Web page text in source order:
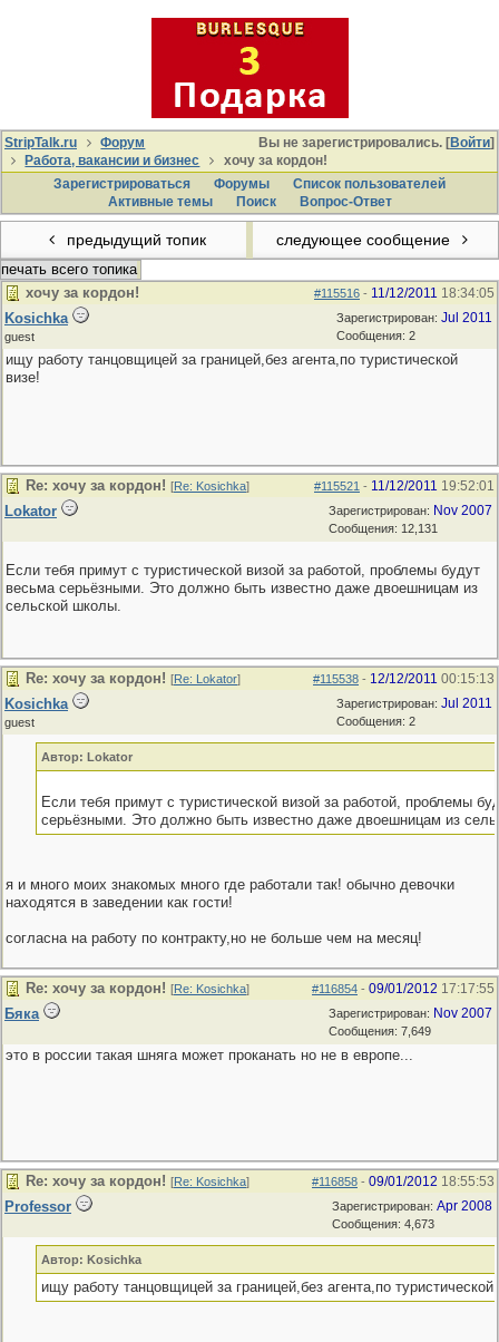
Вы не зарегистрировались. [Войти]
StripTalk.ru
Форум
Работа, вакансии и бизнес
хочу за кордон!
Зарегистрироваться
Форумы
Список пользователей
Активные темы
Поиcк Вопрос-Ответ
предыдущий топик следующее сообщение
печать всего топика
#115516 - 11/12/2011 18:34:05
хочу за кордон!
Зарегистрирован: Jul 2011
Сообщения: 2
Kosichka
guest
ищу работу танцовщицей за границей,без агента,по туристической
визе!
#115521 - 11/12/2011 19:52:01
Re: хочу за кордон! [Re: Kosichka]
Зарегистрирован: Nov 2007
Сообщения: 12,131
Lokator
Если тебя примут с туристической визой за работой, проблемы будут
весьма серьёзными. Это должно быть известно даже двоешницам из
сельской школы.
#115538 - 12/12/2011 00:15:13
Re: хочу за кордон! [Re: Lokator]
Зарегистрирован: Jul 2011
Сообщения: 2
Kosichka
guest
Автор: Lokator
Если тебя примут с туристической визой за работой, проблемы
серьёзными. Это должно быть известно даже двоешницам из
я и много моих знакомых много где работали так! обычно девочки
находятся в заведении как гости!
согласна на работу по контракту,но не больше чем на месяц!
#116854 - 09/01/2012 17:17:55
Re: хочу за кордон! [Re: Kosichka]
Зарегистрирован: Nov 2007
Сообщения: 7,649
Бяка
это в россии такая шняга может проканать но не в европе...
#116858 - 09/01/2012 18:55:53
Re: хочу за кордон! [Re: Kosichka]
Зарегистрирован: Apr 2008
Сообщения: 4,673
Professor
Автор: Kosichka
ищу работу танцовщицей за границей,без агента,по туристической